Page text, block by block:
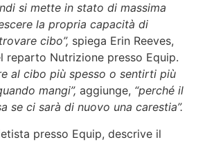
si mette in stato di massima
la propria capacità di
cibo”, spiega Erin Reeves,
reparto Nutrizione presso Equip.
al cibo più spesso o sentirti più
mangi”, aggiunge, “perché il
se ci sarà di nuovo una carestia”.
presso Equip, descrive il